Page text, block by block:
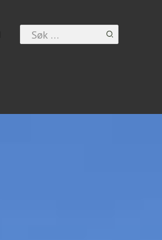
Search
for: